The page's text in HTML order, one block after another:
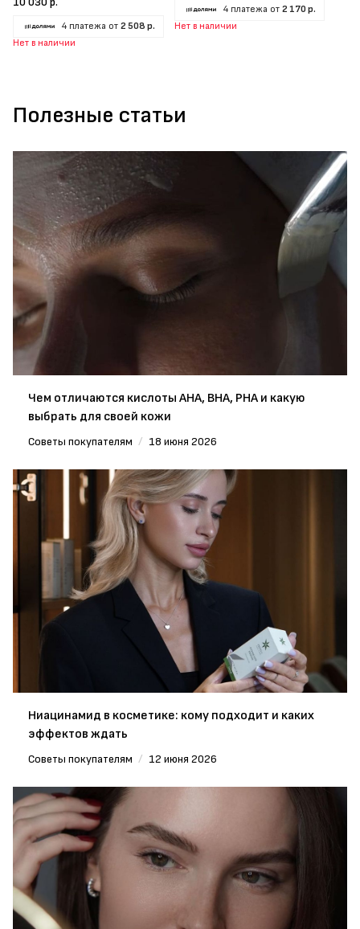
4 платежа от 2 508 р.
Нет в наличии
4 платежа от 2 170 р.
Нет в наличии
Полезные статьи
Чем отличаются кислоты AHA, BHA, PHA и какую
выбрать для своей кожи
Советы покупателям / 18 июня 2026
Ниацинамид в косметике: кому подходит и каких
эффектов ждать
Советы покупателям / 12 июня 2026